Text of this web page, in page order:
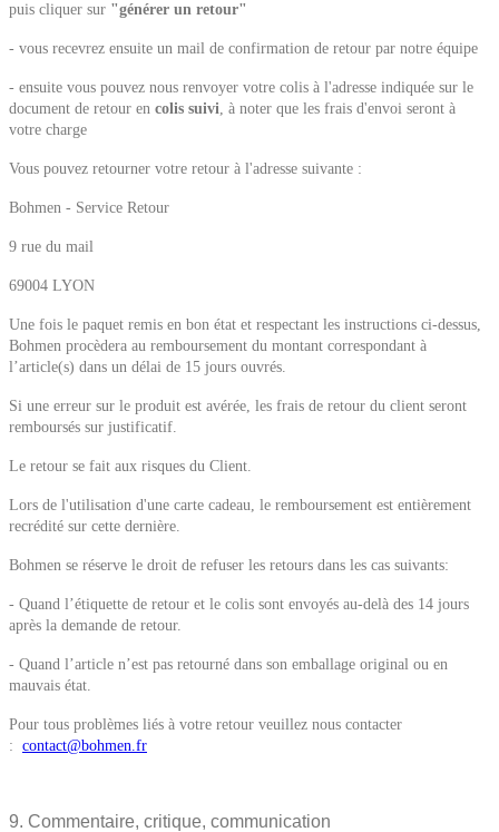
puis cliquer sur "générer un retour"
- vous recevrez ensuite un mail de confirmation de retour par notre équipe
- ensuite vous pouvez nous renvoyer votre colis à l'adresse indiquée sur le
document de retour en colis suivi, à noter que les frais d'envoi seront à
votre charge
Vous pouvez retourner votre retour à l'adresse suivante :
Bohmen - Service Retour
9 rue du mail
69004 LYON
Une fois le paquet remis en bon état et respectant les instructions ci-dessus,
Bohmen procèdera au remboursement du montant correspondant à
l’article(s) dans un délai de 15 jours ouvrés.
Si une erreur sur le produit est avérée, les frais de retour du client seront
remboursés sur justificatif.
Le retour se fait aux risques du Client.
Lors de l'utilisation d'une carte cadeau, le remboursement est entièrement
recrédité sur cette dernière.
Bohmen se réserve le droit de refuser les retours dans les cas suivants:
- Quand l’étiquette de retour et le colis sont envoyés au-delà des 14 jours
après la demande de retour.
- Quand l’article n’est pas retourné dans son emballage original ou en
mauvais état.
Pour tous problèmes liés à votre retour veuillez nous contacter
: contact@bohmen.fr
9. Commentaire, critique, communication